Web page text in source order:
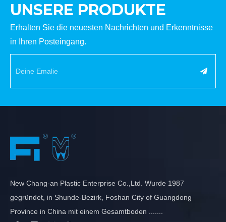
UNSERE PRODUKTE
Erhalten Sie die neuesten Nachrichten und Erkenntnisse
in Ihren Posteingang.
New Chang-an Plastic Enterprise Co.,Ltd. Wurde 1987
gegründet, in Shunde-Bezirk, Foshan City of Guangdong
Province in China mit einem Gesamtboden .......